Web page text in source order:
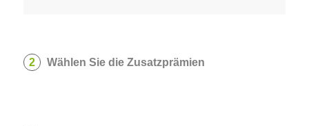
2 Wählen Sie die Zusatzprämien